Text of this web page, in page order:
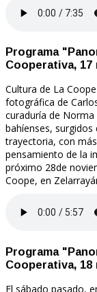
Programa
Cooperativa, 17
Cultura de La
fotográfica de
curaduría de
bahíenses,
trayectoria, con
pensamiento de la
próximo 28de
Coope, en
Programa
Cooperativa, 18
El sábado pasado,